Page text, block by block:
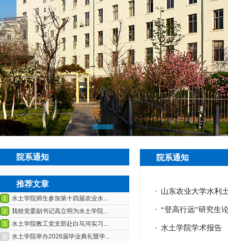
院系通知
推荐文章
院系通知
· 山东农业大学水利
· “登高行远”研究生
· 水土学院学术报告